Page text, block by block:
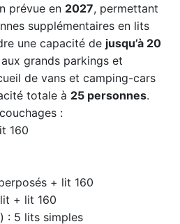
prévue en 2027, permettant
supplémentaires en lits
une capacité de jusqu’à 20
grands parkings et
de vans et camping-cars
totale à 25 personnes.
:
160
+ lit 160
+ lit 160
: 5 lits simples